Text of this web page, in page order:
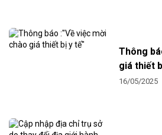
Thông
giá thiết
16/05/2025